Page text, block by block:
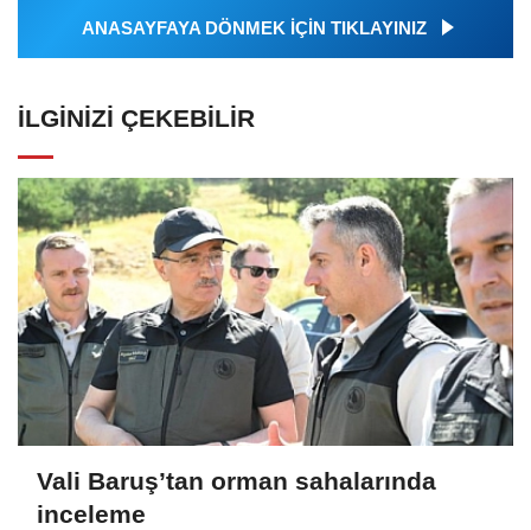
ANASAYFAYA DÖNMEK İÇİN TIKLAYINIZ
İLGINIZI ÇEKEBILIR
Vali Baruş’tan orman sahalarında
inceleme